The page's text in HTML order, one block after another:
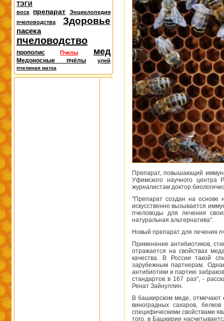
ТЭГИ
воск препарат
Энциклопедия
пчеловодства
Здоровье
пасека
пчеловодство
прополис Пчелы мед
Медоносные пчёлы улей
пчелиная матка
Препарат, повышающий
Уфимского научного центра
журналистам доктор
"Препарат создан на основе
искусственно вызывается
пчеловоды для лечения
натуральная альтернатива".
Новый препарат для лечения
Применение антибиотиков,
отражается на свойствах
качества. В России такой
зарубежным партнерам.
антибиотики и партию
стандартов в 167 раз", -
Ренат Зайнуллин.
В башкирском меде, отмечают
виноградных сахаров,
специфическими свойствами
того, в Башкирии